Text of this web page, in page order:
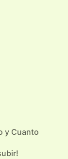
y Cuanto